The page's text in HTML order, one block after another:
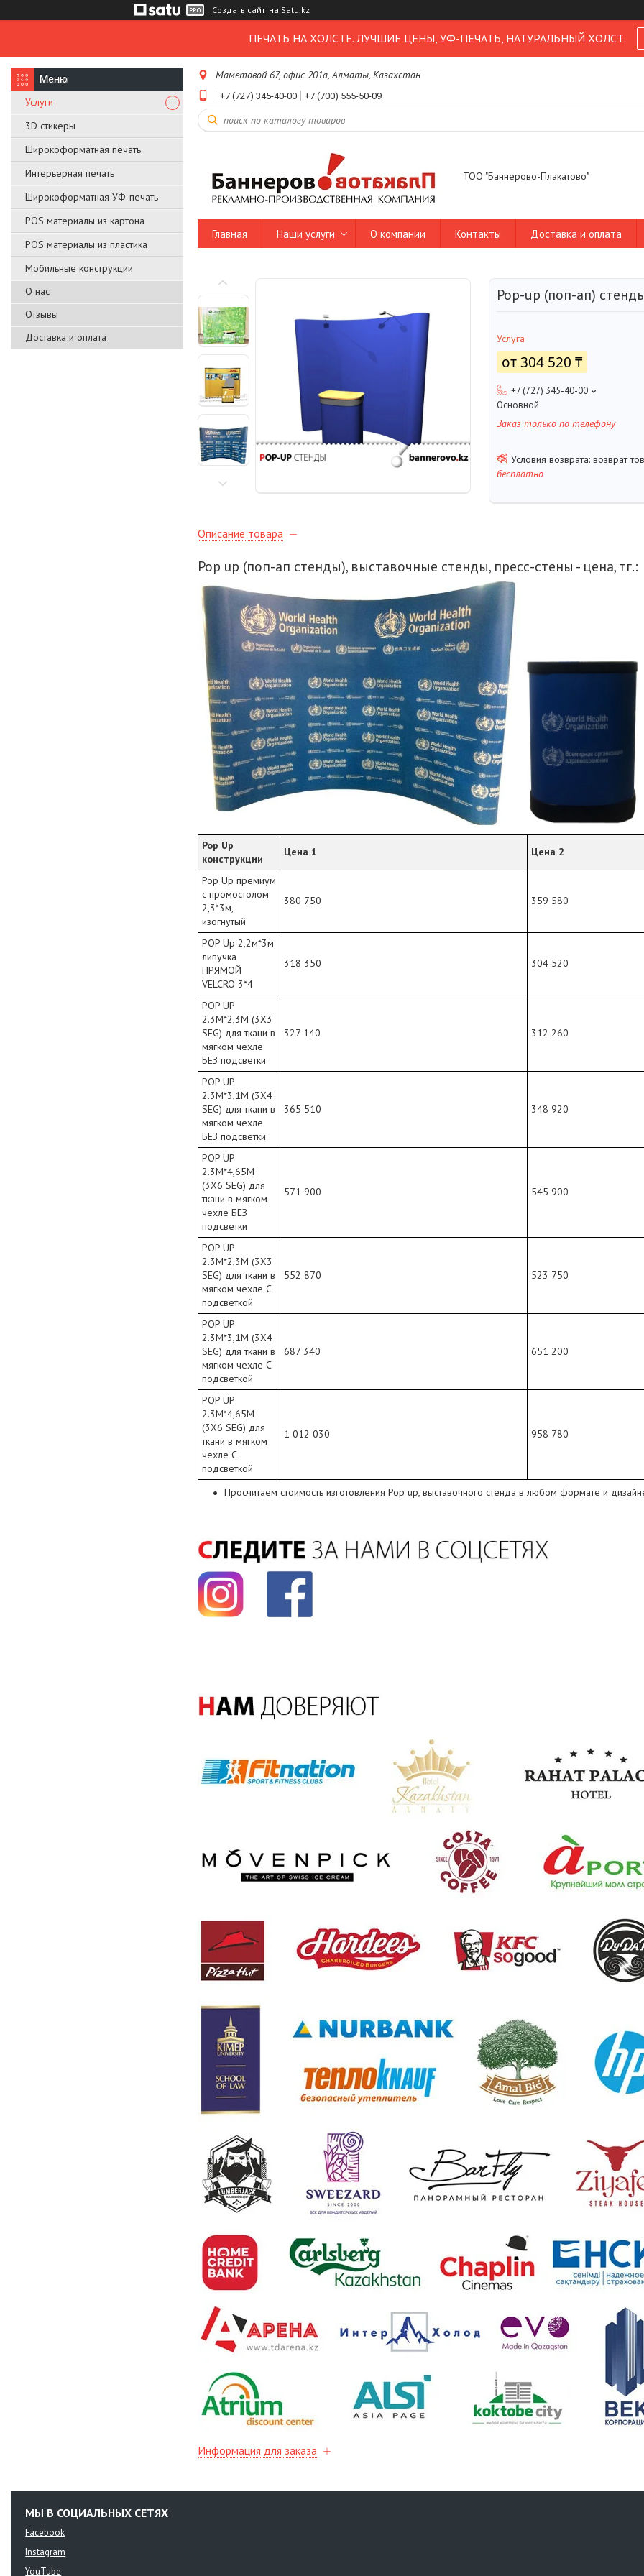
Создать сайт на Satu.kz
ПЕЧАТЬ НА ХОЛСТЕ. ЛУЧШИЕ ЦЕНЫ, УФ-ПЕЧАТЬ, НАТУРАЛЬНЫЙ ХОЛСТ.
Услуги
3D стикеры
Широкоформатная печать
Интерьерная печать
Широкоформатная УФ-печать
POS материалы из картона
POS материалы из пластика
Мобильные конструкции
О нас
Отзывы
Доставка и оплата
Маметовой 67, офис 201а, Алматы, Казахстан
+7 (727) 345-40-00 +7 (700) 555-50-09
ТОО "Баннерово-Плакатово"
Главная Наши услуги О компании Контакты Доставка и оплата
Pop-up (поп-ап)
Услуга
от304 520 ₸
+7 (727) 345-40-00
Основной
Заказ только по телефону
возврат
бесплатно
Описание товара
Pop up (поп-ап стенды), выставочные стенды, пресс-стены - цена, тг.:
Pop Up
конструкции
Цена 1 Цена 2
Pop Up премиум
с промостолом
2,3*3м,
изогнутый
380 750 359 580
POP Up 2,2м*3м
липучка
ПРЯМОЙ
VELCRO 3*4
318 350 304 520
POP UP
2.3М*2,3М (3X3
SEG) для ткани в
мягком чехле
БЕЗ подсветки
327 140 312 260
POP UP
2.3М*3,1М (3X4
SEG) для ткани в
мягком чехле
БЕЗ подсветки
365 510 348 920
POP UP
2.3М*4,65М
(3X6 SEG) для
ткани в мягком
чехле БЕЗ
подсветки
571 900 545 900
POP UP
2.3М*2,3М (3X3
SEG) для ткани в
мягком чехле С
подсветкой
552 870 523 750
POP UP
2.3М*3,1М (3X4
SEG) для ткани в
мягком чехле С
подсветкой
687 340 651 200
POP UP
2.3М*4,65М
(3X6 SEG) для
ткани в мягком
чехле С
подсветкой
1 012 030 958 780
Просчитаем стоимость изготовления Pop up, выставочного стенда в любом формате и
Информация для заказа
МЫ В СОЦИАЛЬНЫХ СЕТЯХ
Facebook
Instagram
YouTube